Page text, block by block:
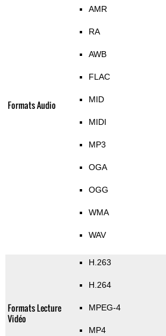
Formats Audio
AMR
RA
AWB
FLAC
MID
MIDI
MP3
OGA
OGG
WMA
WAV
Formats Lecture
Vidéo
H.263
H.264
MPEG-4
MP4